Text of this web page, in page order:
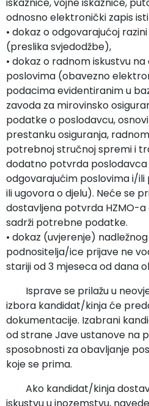
odnosno elektronički zapis
• dokaz o odgovarajućoj
(preslika svjedodžbe),
• dokaz o radnom iskustvu
poslovima (obavezno
podacima evidentiranim u
zavoda za mirovinsko
podatke o poslodavcu,
prestanku osiguranja,
potrebnoj stručnoj spremi i
dodatno potvrda
odgovarajućim poslovima i/
ili ugovora o djelu). Neće se
dostavljena potvrda HZMO-a
sadrži potrebne podatke.
• dokaz (uvjerenje)
podnositelja/ice prijave ne
stariji od 3 mjeseca od dana
Isprave se prilažu u
izbora kandidat/kinja će
dokumentacije. Izabrani
od strane Jave ustanove na
sposobnosti za obavljanje
koje se prima.
Ako kandidat/kinja